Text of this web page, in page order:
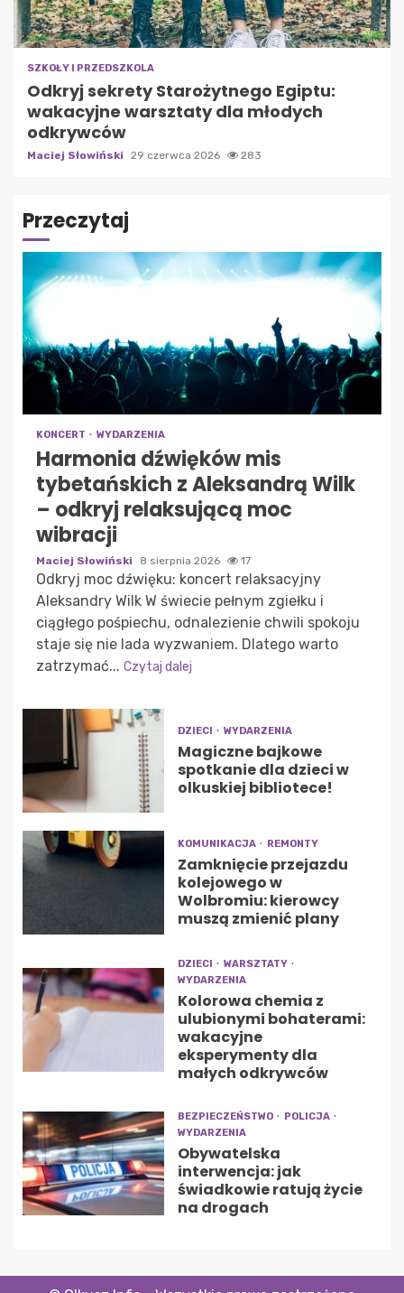
SZKOŁY I PRZEDSZKOLA
Odkryj sekrety Starożytnego Egiptu:
wakacyjne warsztaty dla młodych
odkrywców
Maciej Słowiński 29 czerwca 2026 283
Przeczytaj
KONCERT WYDARZENIA
Harmonia dźwięków mis
tybetańskich z Aleksandrą Wilk
– odkryj relaksującą moc
wibracji
Maciej Słowiński 8 sierpnia 2026 17
Odkryj moc dźwięku: koncert relaksacyjny
Aleksandry Wilk W świecie pełnym zgiełku i
ciągłego pośpiechu, odnalezienie chwili spokoju
staje się nie lada wyzwaniem. Dlatego warto
zatrzymać... Czytaj dalej
DZIECI WYDARZENIA
Magiczne bajkowe
spotkanie dla dzieci w
olkuskiej bibliotece!
KOMUNIKACJA REMONTY
Zamknięcie przejazdu
kolejowego w
Wolbromiu: kierowcy
muszą zmienić plany
DZIECI
WARSZTATY
WYDARZENIA
Kolorowa chemia z
ulubionymi bohaterami:
wakacyjne
eksperymenty dla
małych odkrywców
BEZPIECZEŃSTWO
POLICJA
WYDARZENIA
Obywatelska
interwencja: jak
świadkowie ratują życie
na drogach